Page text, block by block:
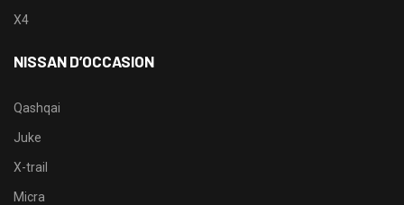
X4
NISSAN D’OCCASION
Qashqai
Juke
X-trail
Micra